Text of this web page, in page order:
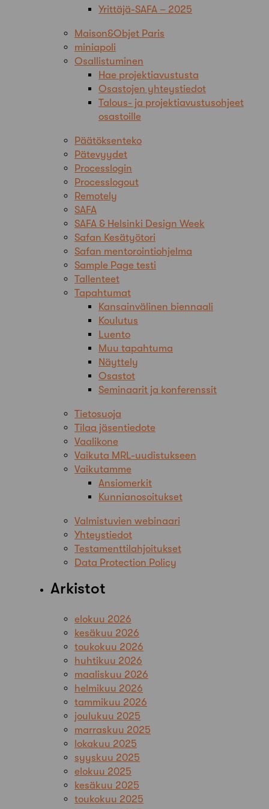
Yrittäjä-SAFA – 2025
Maison&Objet Paris
miniapoli
Osallistuminen
Hae projektiavustusta
Osastojen yhteystiedot
Talous- ja projektiavustusohjeet
osastoille
Päätöksenteko
Pätevyydet
Processlogin
Processlogout
Remotely
SAFA
SAFA & Helsinki Design Week
Safan Kesätyötori
Safan mentorointiohjelma
Sample Page testi
Tallenteet
Tapahtumat
Kansainvälinen biennaali
Koulutus
Luento
Muu tapahtuma
Näyttely
Osastot
Seminaarit ja konferenssit
Tietosuoja
Tilaa jäsentiedote
Vaalikone
Vaikuta MRL-uudistukseen
Vaikutamme
Ansiomerkit
Kunnianosoitukset
Valmistuvien webinaari
Yhteystiedot
Testamenttilahjoitukset
Data Protection Policy
Arkistot
elokuu 2026
kesäkuu 2026
toukokuu 2026
huhtikuu 2026
maaliskuu 2026
helmikuu 2026
tammikuu 2026
joulukuu 2025
marraskuu 2025
lokakuu 2025
syyskuu 2025
elokuu 2025
kesäkuu 2025
toukokuu 2025